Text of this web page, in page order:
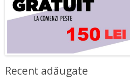
Recent adăugate